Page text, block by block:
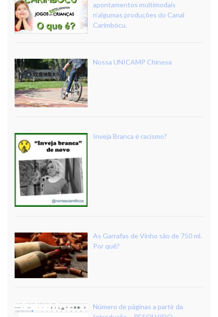
apontamentos multimodais
n’algumas produções do Canal
Carimbócu.
Nossa UNICAMP Chinesa
Inveja Branca é racismo?
As Garrafas de Vinho são de 750 ml.
Por quê?
Número de páginas a partir da